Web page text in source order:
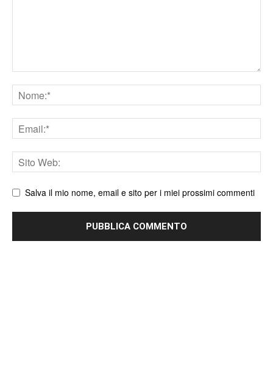
Nome
Email
Sito
web
Salva il mio nome, email e sito per i miei prossimi commenti